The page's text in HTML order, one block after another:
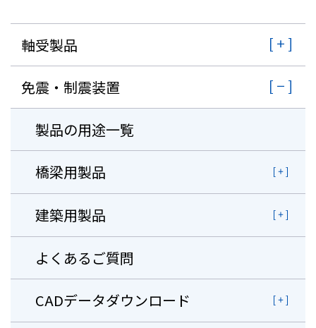
ソーシャルメディアポリシー
軸受製品
免震・制震装置
製品の用途一覧
橋梁用製品
建築用製品
よくあるご質問
CADデータダウンロード